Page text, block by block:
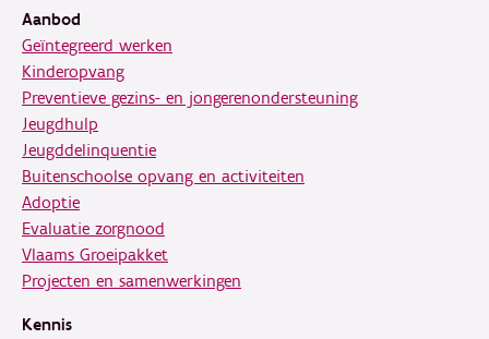
Aanbod
Geïntegreerd werken
Kinderopvang
Preventieve gezins- en jongerenondersteuning
Jeugdhulp
Jeugddelinquentie
Buitenschoolse opvang en activiteiten
Adoptie
Evaluatie zorgnood
Vlaams Groeipakket
Projecten en samenwerkingen
Kennis